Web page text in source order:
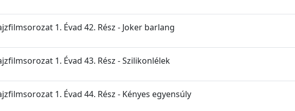
1. Évad 42. Rész - Joker barlang
1. Évad 43. Rész - Szilikonlélek
1. Évad 44. Rész - Kényes egyensúly